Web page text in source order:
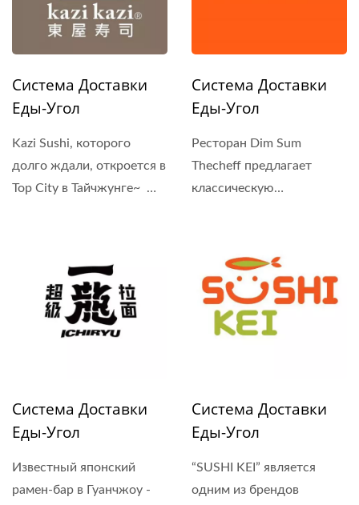
Система Доставки
Еды-Угол
Kazi Sushi, которого
долго ждали, откроется в
Top City в Тайчжунге~
Система Доставки
Еды-Угол
Ресторан Dim Sum
Thecheff предлагает
классическую
Система Доставки
Еды-Угол
Известный японский
рамен-бар в Гуанчжоу -
Система Доставки
Еды-Угол
“SUSHI KEI” является
одним из брендов